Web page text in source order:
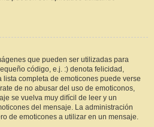
que pueden ser utilizadas para
código, e.j. :) denota felicidad,
lista completa de emoticones puede verse
de no abusar del uso de emoticonos,
se vuelva muy difícil de leer y un
del mensaje. La administración
de emoticones a utilizar en un mensaje.